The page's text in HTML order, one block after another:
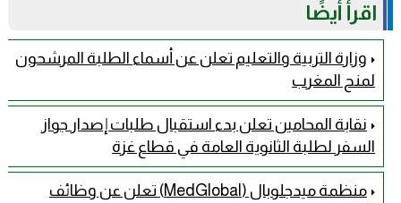
اقرأ أيضًا
وزارة التربية والتعليم تعلن عن أسماء الطلبة المرشحون
لمنح المغرب
نقابة المحامين تعلن بدء استقبال طلبات إصدار جواز
السفر لطلبة الثانوية العامة في قطاع غزة
منظمة ميدجلوبال (MedGlobal) تعلن عن وظائف